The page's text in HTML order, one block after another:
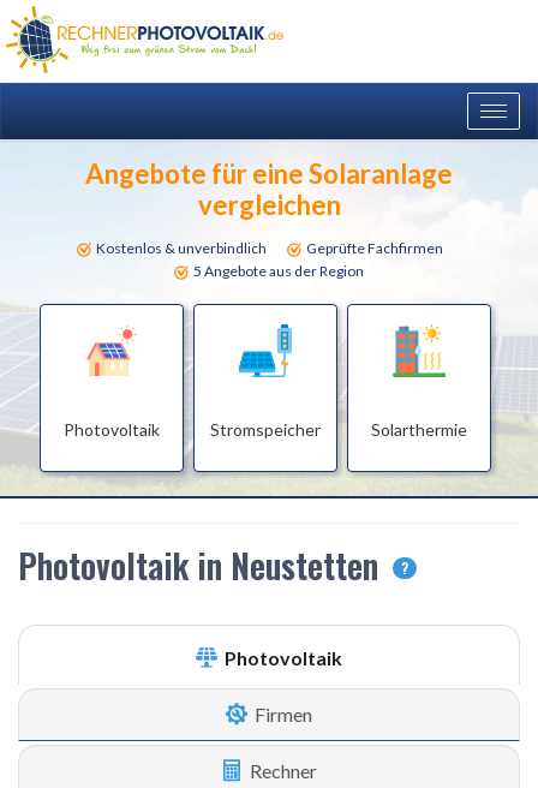
Angebote für eine Solaranlage
vergleichen
Kostenlos & unverbindlich
Geprüfte Fachfirmen
5 Angebote aus der Region
Photovoltaik Stromspeicher Solarthermie
Photovoltaik in Neustetten ?
Photovoltaik
Firmen
Rechner